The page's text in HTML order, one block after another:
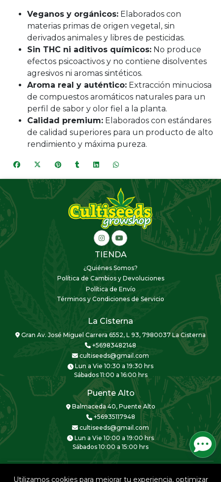
Veganos y orgánicos: Elaborados con
materias primas de origen vegetal, sin
derivados animales y libres de pesticidas.
Sin THC ni aditivos químicos: No produce
efectos psicoactivos y no contiene disolventes
agresivos ni aromas sintéticos.
Aroma real y auténtico: Extracción minuciosa
de compuestos aromáticos naturales para un
perfil de sabor y olor fiel a la planta.
Calidad premium: Elaborados con estándares
de calidad superiores para un producto de alto
rendimiento y máxima pureza.
TIENDA
¿Quiénes Somos?
Política de Cambios y Devoluciones
Política de Envío
Términos y Condiciones de Servicio
La Cisterna
Gran Av. José Miguel Carrera 6552, L 93, 7980037 La Cisterna
+56983482148
cultiseeds@gmail.com
Lun a Vie 10:30 a 19:30 hrs
Sábados 11:00 a 16:00 hrs
Puente Alto
Balmaceda 40, Puente Alto
+56935117948
cultiseeds@gmail.com
Lun a Vie 10:00 a 19:00 hrs
Sábados 10:00 a 15:00 hrs
Utilizamos cookies para mejorar tu experiencia, optimizar